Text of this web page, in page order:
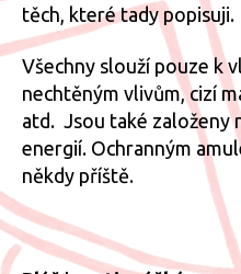
těch, které tady popisuji.
Všechny slouží pouze k
nechtěným vlivům, cizí
atd. Jsou také založeny
energií. Ochranným
někdy příště.